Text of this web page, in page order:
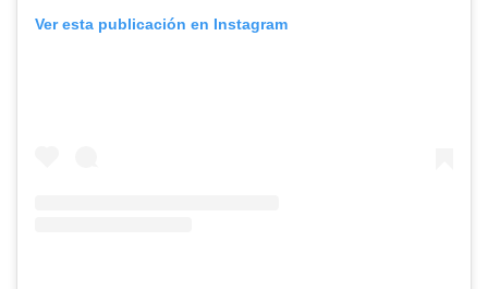
Ver esta publicación en Instagram